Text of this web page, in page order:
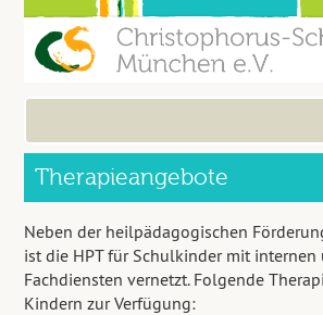
Therapieangebote
Neben der heilpädagogischen
ist die HPT für Schulkinder mit internen
Fachdiensten vernetzt. Folgende
Kindern zur Verfügung: